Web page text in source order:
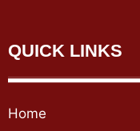
QUICK LINKS
Home